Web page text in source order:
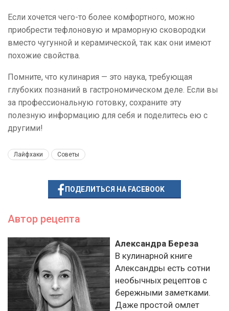
Если хочется чего-то более комфортного, можно
приобрести тефлоновую и мраморную сковородки
вместо чугунной и керамической, так как они имеют
похожие свойства.
Помните, что кулинария — это наука, требующая
глубоких познаний в гастрономическом деле. Если вы
за профессиональную готовку, сохраните эту
полезную информацию для себя и поделитесь ею с
другими!
Лайфхаки Советы
ПОДЕЛИТЬСЯ НА FACEBOOK
Автор рецепта
Александра Береза
В кулинарной книге
Александры есть сотни
необычных рецептов с
бережными заметками.
Даже простой омлет